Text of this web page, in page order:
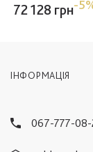
72 128 грн-
ІНФОРМАЦІЯ
067-777-